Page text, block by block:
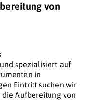
von
spezialisiert auf
in
Eintritt suchen wir
Aufbereitung von